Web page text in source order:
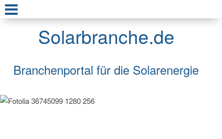
Solarbranche.de
Branchenportal für die Solarenergie